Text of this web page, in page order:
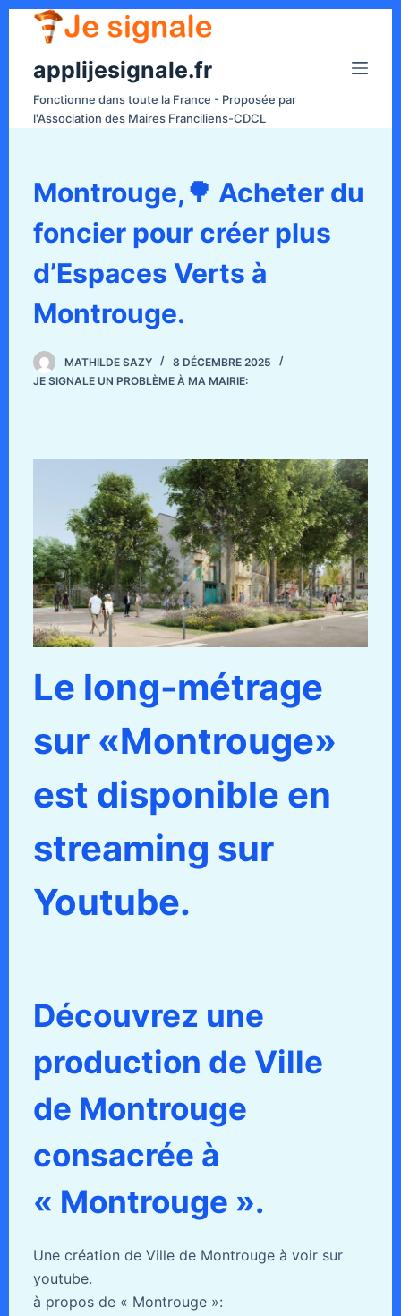
applijesignale.fr
Fonctionne dans toute la France - Proposée par
l'Association des Maires Franciliens-CDCL
Montrouge,🌳 Acheter du
foncier pour créer plus
d’Espaces Verts à
Montrouge.
MATHILDE SAZY
8 DÉCEMBRE 2025
JE SIGNALE UN PROBLÈME À MA MAIRIE:
Le long-métrage
sur «Montrouge»
est disponible en
streaming sur
Youtube.
Découvrez une
production de Ville
de Montrouge
consacrée à
« Montrouge ».
Une création de Ville de Montrouge à voir sur
youtube.
à propos de « Montrouge »: